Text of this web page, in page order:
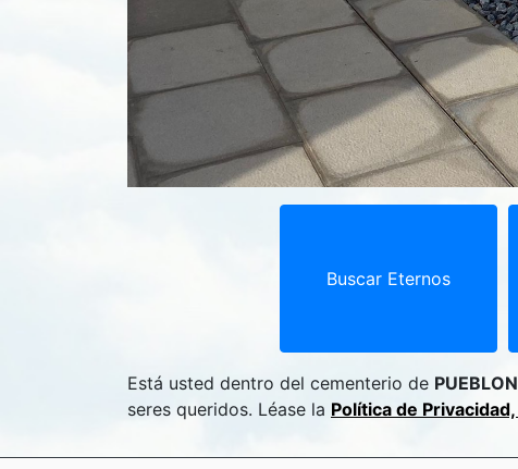
Buscar Eternos
Está usted dentro del cementerio de
seres queridos. Léase la Política de